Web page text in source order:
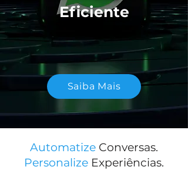
Eficiente
Saiba Mais
Automatize Conversas.
Personalize Experiências.